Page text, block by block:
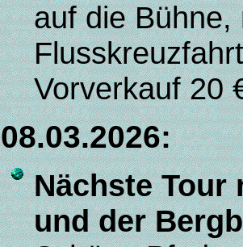
auf die
Vorverkauf 20
08.03.2026:
Nächste
und der